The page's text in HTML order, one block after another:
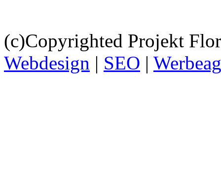
(c)Copyrighted Projekt
Webdesign | SEO |